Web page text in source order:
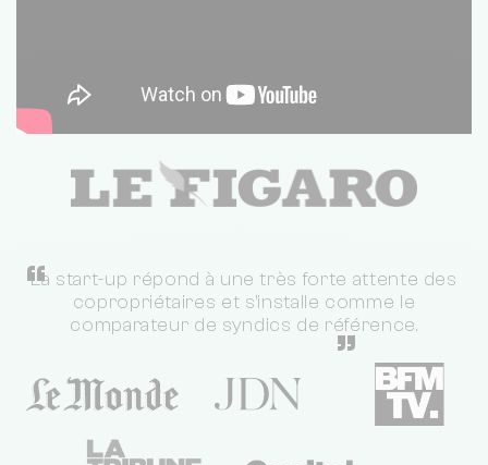
“
La start-up répond à une très forte attente des
copropriétaires et s'installe comme le
comparateur de syndics de référence.
”